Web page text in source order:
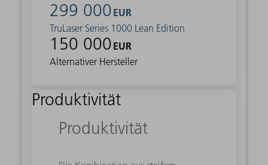
299 000EUR
TruLaser Series 1000 Lean Edition
150 000EUR
Alternativer Hersteller
Produktivität
Produktivität